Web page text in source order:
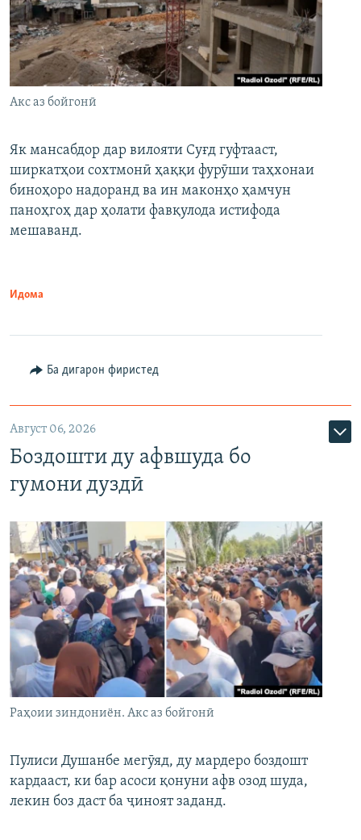
Акс аз бойгонӣ
Як мансабдор дар вилояти Суғд гуфтааст,
ширкатҳои сохтмонӣ ҳаққи фурӯши таҳхонаи
биноҳоро надоранд ва ин маконҳо ҳамчун
паноҳгоҳ дар ҳолати фавқулода истифода
мешаванд.
Идома
Ба дигарон фиристед
Август 06, 2026
Боздошти ду афвшуда бо
гумони дуздӣ
Раҳоии зиндониён. Акс аз бойгонӣ
Пулиси Душанбе мегӯяд, ду мардеро боздошт
кардааст, ки бар асоси қонуни афв озод шуда,
лекин боз даст ба ҷиноят заданд.